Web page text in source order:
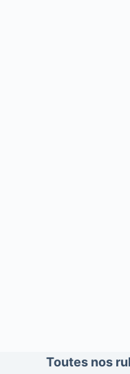
Toutes nos